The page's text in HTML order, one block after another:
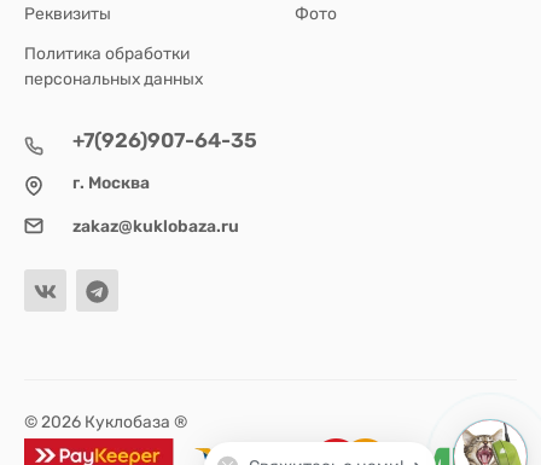
Реквизиты
Политика обработки
персональных данных
Фото
+7(926)907-64-35
г. Москва
zakaz@kuklobaza.ru
© 2026 Куклобаза ®